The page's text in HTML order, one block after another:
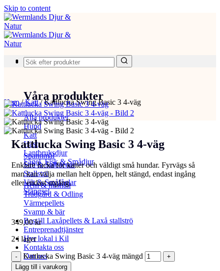
Skip to content
Produkter
Våra produkter
Alla produkter
Hund
Katt
Häst
Lantbruksdjur
Fågel, Fisk & Smådjur
Spannmål
Salt & Saltstenar
Stallströ
Vilt & Småfåglar
Stängsel
Hem & hushåll
Trädgård & Odling
Värmepellets
Svamp & bär
Beställ Laxåpellets & Laxå stallströ
Entreprenadtjänster
Hyr lokal i Kil
Kontakta oss
Om oss
Svamp & Bär
Hem/Katt/Kattlucka Swing Basic 3 4-väg
Kattlucka Swing Basic 3 4-väg
Enklare lucka för katter och väldigt små hundar. Fyrvägs så
man kan välja mellan helt öppen, helt stängd, endast ingång
eller endast utgång.
349,00kr
2 i lager
Kattlucka Swing Basic 3 4-väg mängd
Lägg till i varukorg